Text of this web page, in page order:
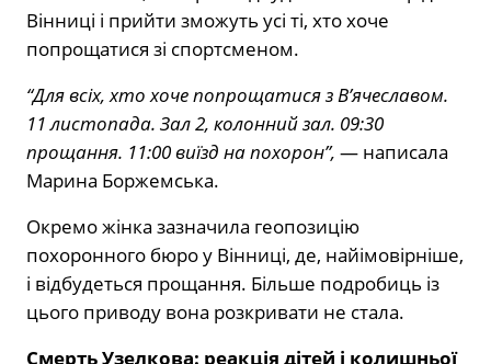
Вінниці і прийти зможуть усі ті, хто хоче
попрощатися зі спортсменом.
“Для всіх, хто хоче попрощатися з В’ячеславом.
11 листопада. Зал 2, колонний зал. 09:30
прощання. 11:00 виїзд на похорон”, — написала
Марина Боржемська.
Окремо жінка зазначила геопозицію
похоронного бюро у Вінниці, де, найімовірніше,
і відбудеться прощання. Більше подробиць із
цього приводу вона розкривати не стала.
Смерть Узелкова: реакція дітей і колишньої